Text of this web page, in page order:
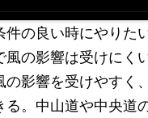
の良い時にやりた
の影響は受けにく
影響を受けやすく
。中山道や中央道